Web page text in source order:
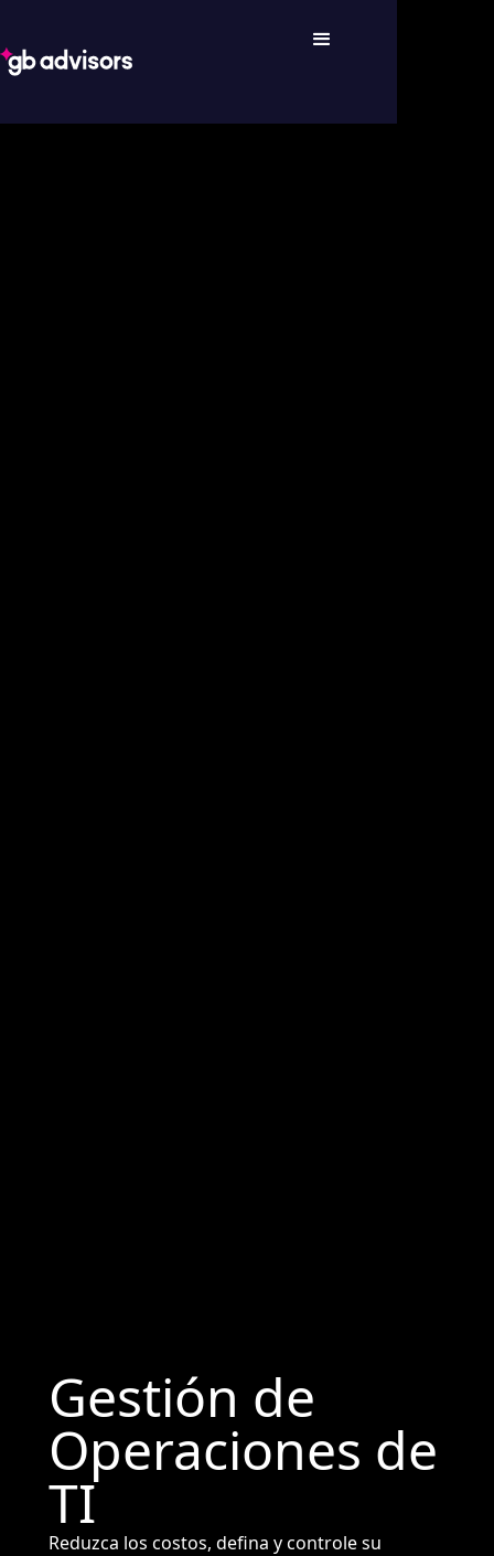
Gestión de
Operaciones de
TI
Reduzca los costos, defina y controle su